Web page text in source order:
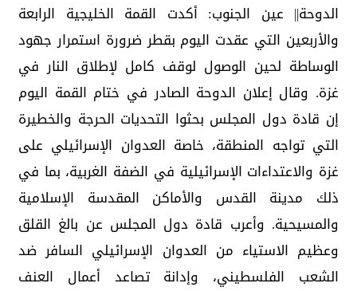
الدوحة|| عين الجنوب: أكدت القمة الخليجية الرابعة
والأربعين التي عقدت اليوم بقطر ضرورة استمرار جهود
الوساطة لحين الوصول لوقف كامل لإطلاق النار في
غزة. وقال إعلان الدوحة الصادر في ختام القمة اليوم
إن قادة دول المجلس بحثوا التحديات الحرجة والخطيرة
التي تواجه المنطقة، خاصة العدوان الإسرائيلي على
غزة والاعتداءات الإسرائيلية في الضفة الغربية، بما في
ذلك مدينة القدس والأماكن المقدسة الإسلامية
والمسيحية. وأعرب قادة دول المجلس عن بالغ القلق
وعظيم الاستياء من العدوان الإسرائيلي السافر ضد
الشعب الفلسطيني، وإدانة تصاعد أعمال العنف